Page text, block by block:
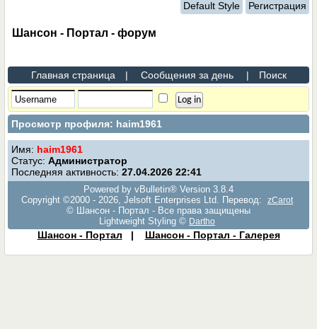
Default Style Регистрация
Шансон - Портал - форум
Главная страница | Сообщения за день | Поиск
Просмотр профиля: haim1961
Имя: haim1961
Статус:Администратор
Последняя активность: 27.04.202622:41
Powered by vBulletin® Version 3.8.4
Copyright ©2000 - 2026, Jelsoft Enterprises Ltd. Перевод:
zCarot
© Шансон - Портал - Все права защищены
Lightweight Styling © Dartho
Шансон - Портал | Шансон - Портал - Галерея